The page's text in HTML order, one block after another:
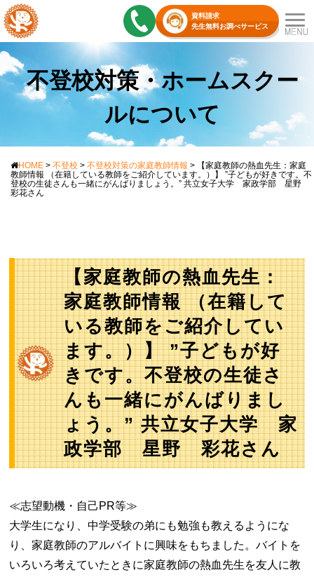
資料請求
先生無料お調べサービス
不登校対策・ホームスクー
ルについて
HOME > 不登校 > 不登校対策の家庭教師情報 >
【家庭教師の熱血先生：家庭
教師情報 （在籍している教師をご紹介しています。）】 ”子どもが好きです。不
登校の生徒さんも一緒にがんばりましょう。” 共立女子大学 家政学部 星野
彩花さん
【家庭教師の熱血先生：
家庭教師情報 （在籍して
いる教師をご紹介してい
ます。）】 ”子どもが好
きです。不登校の生徒さ
んも一緒にがんばりまし
ょう。” 共立女子大学 家
政学部 星野 彩花さん
≪志望動機・自己PR等≫
大学生になり、中学受験の弟にも勉強も教えるようにな
り、家庭教師のアルバイトに興味をもちました。バイトを
いろいろ考えていたときに家庭教師の熱血先生を友人に教